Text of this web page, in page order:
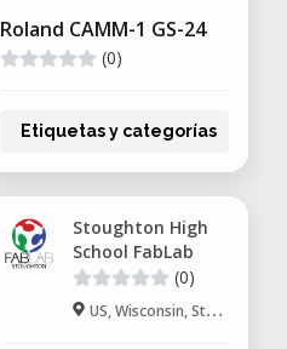
Roland CAMM-1 GS-24
(0)
Etiquetas y categorías
Stoughton High
School FabLab
(0)
US, Wisconsin, Stoughton